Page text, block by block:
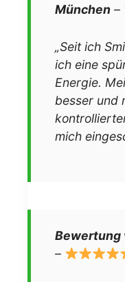
München –
„Seit ich
ich eine
Energie.
besser und
mich
Bewertung
–